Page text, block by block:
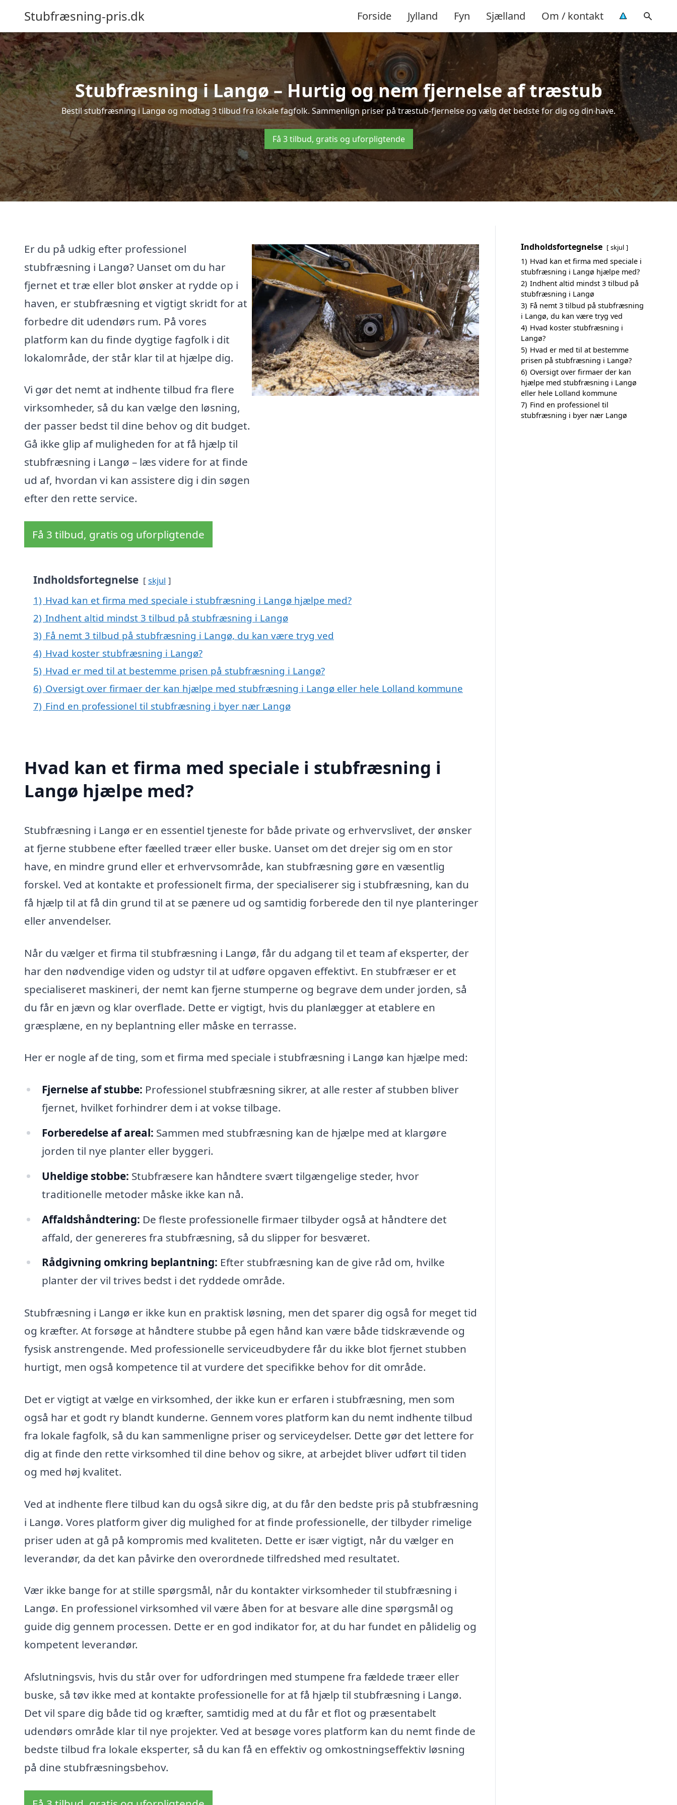
Stubfræsning-pris.dk Forside Jylland Fyn Sjælland Om / kontakt
Stubfræsning i Langø – Hurtig og nem fjernelse af træstub
Bestil stubfræsning i Langø og modtag 3 tilbud fra lokale fagfolk. Sammenlign priser på træstub-fjernelse og vælg det bedste for dig og din have.
Få 3 tilbud, gratis og uforpligtende
Er du på udkig efter professionel
stubfræsning i Langø? Uanset om du har
fjernet et træ eller blot ønsker at rydde op i
haven, er stubfræsning et vigtigt skridt for at
forbedre dit udendørs rum. På vores
platform kan du finde dygtige fagfolk i dit
lokalområde, der står klar til at hjælpe dig.
Vi gør det nemt at indhente tilbud fra flere
virksomheder, så du kan vælge den løsning,
der passer bedst til dine behov og dit budget.
Gå ikke glip af muligheden for at få hjælp til
stubfræsning i Langø – læs videre for at finde
ud af, hvordan vi kan assistere dig i din søgen
efter den rette service.
Få 3 tilbud, gratis og uforpligtende
Indholdsfortegnelse skjul
1) Hvad kan et firma med speciale i stubfræsning i Langø hjælpe med?
2) Indhent altid mindst 3 tilbud på stubfræsning i Langø
3) Få nemt 3 tilbud på stubfræsning i Langø, du kan være tryg ved
4) Hvad koster stubfræsning i Langø?
5) Hvad er med til at bestemme prisen på stubfræsning i Langø?
6) Oversigt over firmaer der kan hjælpe med stubfræsning i Langø eller hele Lolland kommune
7) Find en professionel til stubfræsning i byer nær Langø
Hvad kan et firma med speciale i stubfræsning i
Langø hjælpe med?
Stubfræsning i Langø er en essentiel tjeneste for både private og erhvervslivet, der ønsker
at fjerne stubbene efter fæelled træer eller buske. Uanset om det drejer sig om en stor
have, en mindre grund eller et erhvervsområde, kan stubfræsning gøre en væsentlig
forskel. Ved at kontakte et professionelt firma, der specialiserer sig i stubfræsning, kan du
få hjælp til at få din grund til at se pænere ud og samtidig forberede den til nye planteringer
eller anvendelser.
Når du vælger et firma til stubfræsning i Langø, får du adgang til et team af eksperter, der
har den nødvendige viden og udstyr til at udføre opgaven effektivt. En stubfræser er et
specialiseret maskineri, der nemt kan fjerne stumperne og begrave dem under jorden, så
du får en jævn og klar overflade. Dette er vigtigt, hvis du planlægger at etablere en
græsplæne, en ny beplantning eller måske en terrasse.
Her er nogle af de ting, som et firma med speciale i stubfræsning i Langø kan hjælpe med:
Fjernelse af stubbe: Professionel stubfræsning sikrer, at alle rester af stubben bliver
fjernet, hvilket forhindrer dem i at vokse tilbage.
Forberedelse af areal: Sammen med stubfræsning kan de hjælpe med at klargøre
jorden til nye planter eller byggeri.
Uheldige stobbe: Stubfræsere kan håndtere svært tilgængelige steder, hvor
traditionelle metoder måske ikke kan nå.
Affaldshåndtering: De fleste professionelle firmaer tilbyder også at håndtere det
affald, der genereres fra stubfræsning, så du slipper for besværet.
Rådgivning omkring beplantning: Efter stubfræsning kan de give råd om, hvilke
planter der vil trives bedst i det ryddede område.
Stubfræsning i Langø er ikke kun en praktisk løsning, men det sparer dig også for meget tid
og kræfter. At forsøge at håndtere stubbe på egen hånd kan være både tidskrævende og
fysisk anstrengende. Med professionelle serviceudbydere får du ikke blot fjernet stubben
hurtigt, men også kompetence til at vurdere det specifikke behov for dit område.
Det er vigtigt at vælge en virksomhed, der ikke kun er erfaren i stubfræsning, men som
også har et godt ry blandt kunderne. Gennem vores platform kan du nemt indhente tilbud
fra lokale fagfolk, så du kan sammenligne priser og serviceydelser. Dette gør det lettere for
dig at finde den rette virksomhed til dine behov og sikre, at arbejdet bliver udført til tiden
og med høj kvalitet.
Ved at indhente flere tilbud kan du også sikre dig, at du får den bedste pris på stubfræsning
i Langø. Vores platform giver dig mulighed for at finde professionelle, der tilbyder rimelige
priser uden at gå på kompromis med kvaliteten. Dette er især vigtigt, når du vælger en
leverandør, da det kan påvirke den overordnede tilfredshed med resultatet.
Vær ikke bange for at stille spørgsmål, når du kontakter virksomheder til stubfræsning i
Langø. En professionel virksomhed vil være åben for at besvare alle dine spørgsmål og
guide dig gennem processen. Dette er en god indikator for, at du har fundet en pålidelig og
kompetent leverandør.
Afslutningsvis, hvis du står over for udfordringen med stumpene fra fældede træer eller
buske, så tøv ikke med at kontakte professionelle for at få hjælp til stubfræsning i Langø.
Det vil spare dig både tid og kræfter, samtidig med at du får et flot og præsentabelt
udendørs område klar til nye projekter. Ved at besøge vores platform kan du nemt finde de
bedste tilbud fra lokale eksperter, så du kan få en effektiv og omkostningseffektiv løsning
på dine stubfræsningsbehov.
Indholdsfortegnelse skjul
1) Hvad kan et firma med speciale i
stubfræsning i Langø hjælpe med?
2) Indhent altid mindst 3 tilbud på
stubfræsning i Langø
3) Få nemt 3 tilbud på stubfræsning
i Langø, du kan være tryg ved
4) Hvad koster stubfræsning i
Langø?
5) Hvad er med til at bestemme
prisen på stubfræsning i Langø?
6) Oversigt over firmaer der kan
hjælpe med stubfræsning i Langø
eller hele Lolland kommune
7) Find en professionel til
stubfræsning i byer nær Langø